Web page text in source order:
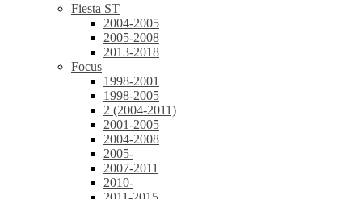
Fiesta ST
2004-2005
2005-2008
2013-2018
Focus
1998-2001
1998-2005
2 (2004-2011)
2001-2005
2004-2008
2005-
2007-2011
2010-